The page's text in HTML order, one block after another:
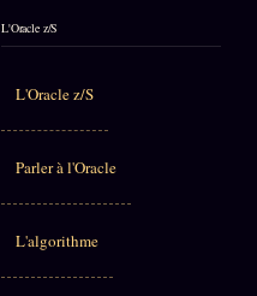
L'Oracle z/S
L'Oracle z/S
Parler à l'Oracle
L'algorithme